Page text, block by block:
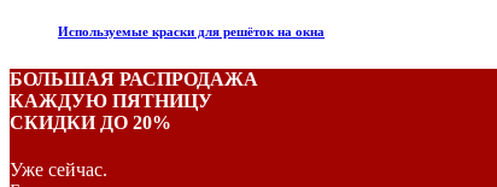
Используемые краски для решёток на окна
БОЛЬШАЯ РАСПРОДАЖА
КАЖДУЮ ПЯТНИЦУ
СКИДКИ ДО 20%
Уже сейчас.